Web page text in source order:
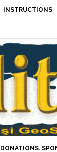
INSTRUCTIONS
DONATIONS.